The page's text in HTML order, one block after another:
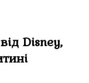
Disney,